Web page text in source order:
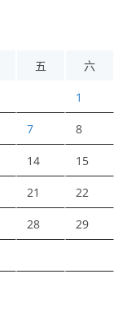
五 六
1
7 8
14 15
21 22
28 29